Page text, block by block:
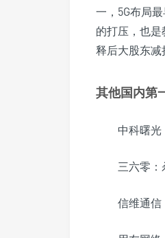
一，5G布局
的打压，也
释后大股东减
其他国内第
中科曙光
三六零：
信维通信